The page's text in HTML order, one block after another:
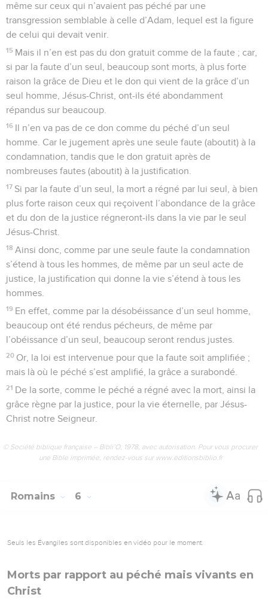
même sur ceux qui n’avaient pas péché par une
transgression semblable à celle d’Adam, lequel est la figure
de celui qui devait venir.
15 Mais il n’en est pas du don gratuit comme de la faute ; car,
si par la faute d’un seul, beaucoup sont morts, à plus forte
raison la grâce de Dieu et le don qui vient de la grâce d’un
seul homme, Jésus-Christ, ont-ils été abondamment
répandus sur beaucoup.
16 Il n’en va pas de ce don comme du péché d’un seul
homme. Car le jugement après une seule faute (aboutit) à la
condamnation, tandis que le don gratuit après de
nombreuses fautes (aboutit) à la justification.
17 Si par la faute d’un seul, la mort a régné par lui seul, à bien
plus forte raison ceux qui reçoivent l’abondance de la grâce
et du don de la justice régneront-ils dans la vie par le seul
Jésus-Christ.
18 Ainsi donc, comme par une seule faute la condamnation
s’étend à tous les hommes, de même par un seul acte de
justice, la justification qui donne la vie s’étend à tous les
hommes.
19 En effet, comme par la désobéissance d’un seul homme,
beaucoup ont été rendus pécheurs, de même par
l’obéissance d’un seul, beaucoup seront rendus justes.
20 Or, la loi est intervenue pour que la faute soit amplifiée ;
mais là où le péché s’est amplifié, la grâce a surabondé.
21 De la sorte, comme le péché a régné avec la mort, ainsi la
grâce règne par la justice, pour la vie éternelle, par Jésus-
Christ notre Seigneur.
© Société biblique française – Bibli’O, 1978, avec autorisation. Pour vous procurer
une Bible imprimée, rendez-vous sur www.editionsbiblio.fr
Romains 6
Seuls les Évangiles sont disponibles en vidéo pour le moment.
Morts par rapport au péché mais vivants en
Christ